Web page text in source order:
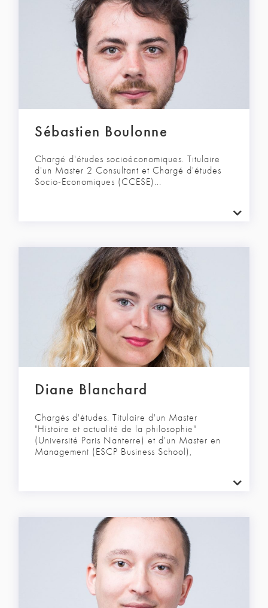
Sébastien Boulonne
Chargé d'études socioéconomiques. Titulaire
d'un Master 2 Consultant et Chargé d'études
Socio-Economiques (CCESE)...
Diane Blanchard
Chargés d'études. Titulaire d'un Master
"Histoire et actualité de la philosophie"
(Université Paris Nanterre) et d'un Master en
Management (ESCP Business School),